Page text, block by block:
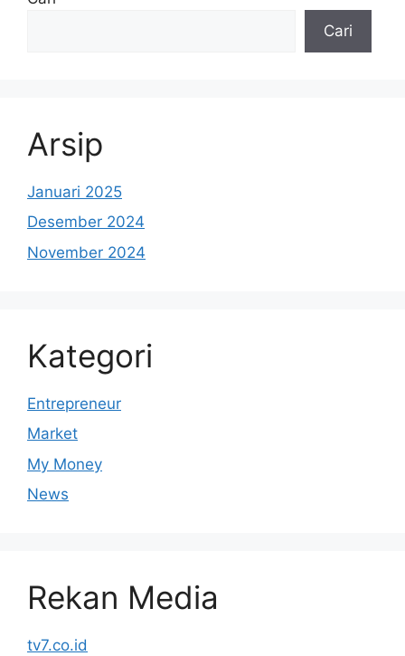
Cari
Arsip
Januari 2025
Desember 2024
November 2024
Kategori
Entrepreneur
Market
My Money
News
Rekan Media
tv7.co.id